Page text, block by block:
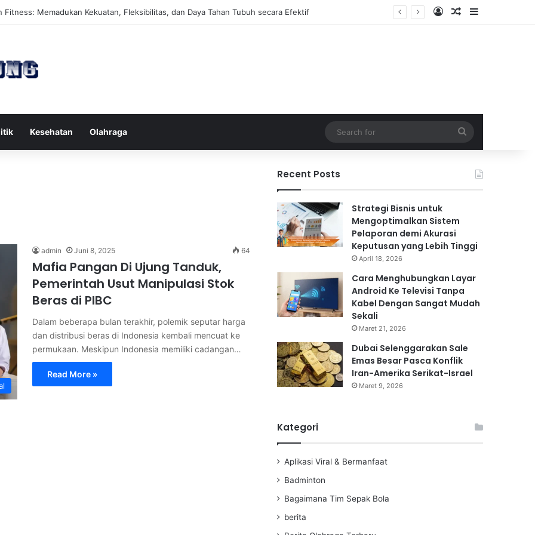
Reformer untuk Meningkatkan Kekuatan Otot Inti Secara Efektif Log InRandom Article
Sidebar
Kesehatan Olahraga
for
admin Juni 8, 2025 64
Mafia Pangan Di Ujung Tanduk,
Pemerintah Usut Manipulasi Stok
Beras di PIBC
Dalam beberapa bulan terakhir, polemik seputar harga
dan distribusi beras di Indonesia kembali mencuat ke
permukaan. Meskipun Indonesia memiliki cadangan…
Read More »
Recent Posts
Strategi Bisnis untuk
Mengoptimalkan Sistem
Pelaporan demi Akurasi
Keputusan yang Lebih Tinggi
April 18, 2026
Cara Menghubungkan Layar
Android Ke Televisi Tanpa
Kabel Dengan Sangat Mudah
Sekali
Maret 21, 2026
Dubai Selenggarakan Sale
Emas Besar Pasca Konflik
Iran-Amerika Serikat-Israel
Maret 9, 2026
Kategori
Aplikasi Viral & Bermanfaat
Badminton
Bagaimana Tim Sepak Bola
berita